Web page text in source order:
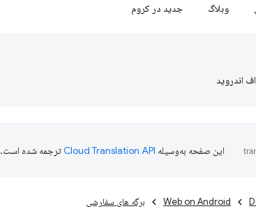
وبلاگ جدید در کروم
اندروید
این صفحه به‌وسیله ترجمه شده است.
Web on Android برگه های سفارشی